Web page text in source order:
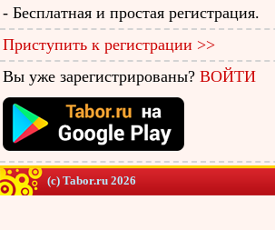
- Бесплатная и простая регистрация.
Приступить к регистрации >>
Вы уже зарегистрированы? ВОЙТИ
(c) Tabor.ru 2026